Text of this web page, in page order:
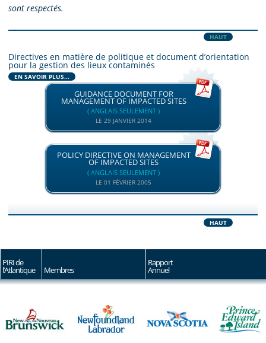
sont respectés.
HAUT
Directives en matière de politique et document d’orientation
pour la gestion des lieux contaminés
EN SAVOIR PLUS...
GUIDANCE DOCUMENT FOR
MANAGEMENT OF IMPACTED SITES
( ANGLAIS SEULEMENT )
LE 29 JANVIER 2014
POLICY DIRECTIVE ON MANAGEMENT
OF IMPACTED SITES
( ANGLAIS SEULEMENT )
LE 01 FÉVRIER 2005
HAUT
PIRI de
l’Atlantique Membres
Rapport
Annuel